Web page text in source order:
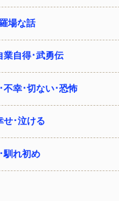
場な話
業自得･武勇伝
不幸･切ない･恐怖
せ･泣ける
馴れ初め